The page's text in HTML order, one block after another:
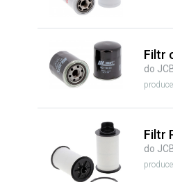
Filtr
do
Filtr
do